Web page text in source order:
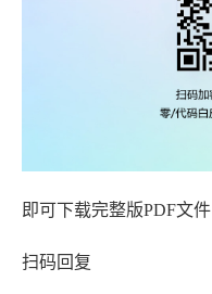
即可下载完整版PDF文件
扫码回复